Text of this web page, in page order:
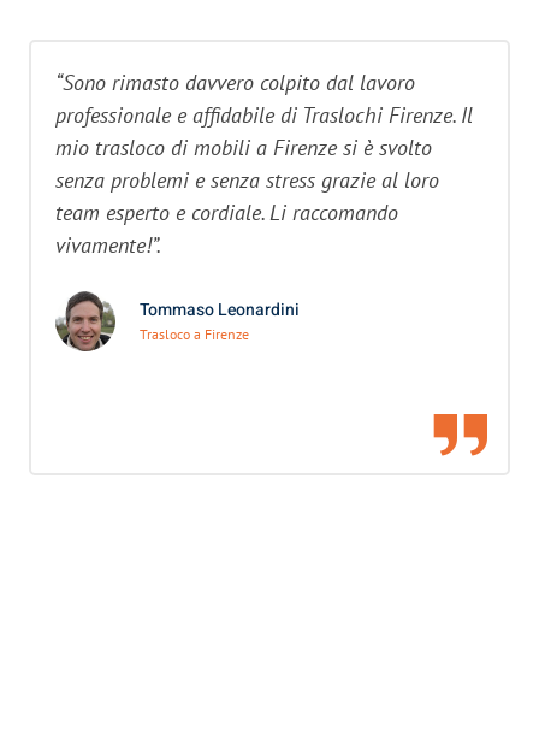
“Sono rimasto davvero colpito dal lavoro
professionale e affidabile di Traslochi Firenze. Il
mio trasloco di mobili a Firenze si è svolto
senza problemi e senza stress grazie al loro
team esperto e cordiale. Li raccomando
vivamente!”.
Tommaso Leonardini
Trasloco a Firenze